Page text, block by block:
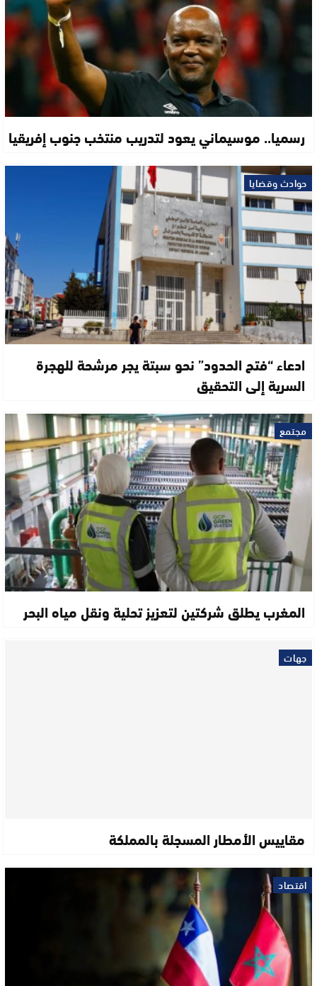
رسميا.. موسيماني يعود لتدريب منتخب جنوب إفريقيا
حوادث وقضايا
ادعاء “فتح الحدود” نحو سبتة يجر مرشحة للهجرة
السرية إلى التحقيق
مجتمع
المغرب يطلق شركتين لتعزيز تحلية ونقل مياه البحر
جهات
مقاييس الأمطار المسجلة بالمملكة
اقتصاد